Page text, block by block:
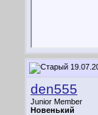
den555
Junior Member
Новенький